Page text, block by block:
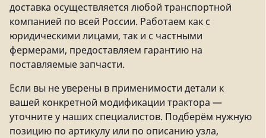
доставка осуществляется любой транспортной
компанией по всей России. Работаем как с
юридическими лицами, так и с частными
фермерами, предоставляем гарантию на
поставляемые запчасти.
Если вы не уверены в применимости детали к
вашей конкретной модификации трактора —
уточните у наших специалистов. Подберём нужную
позицию по артикулу или по описанию узла,